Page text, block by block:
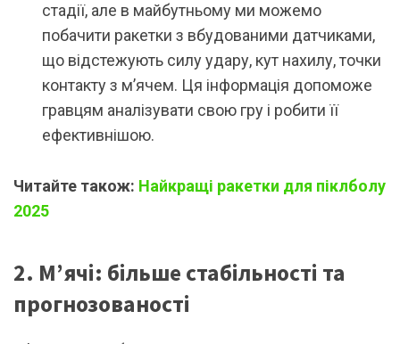
стадії, але в майбутньому ми можемо
побачити ракетки з вбудованими датчиками,
що відстежують силу удару, кут нахилу, точки
контакту з м’ячем. Ця інформація допоможе
гравцям аналізувати свою гру і робити її
ефективнішою.
Читайте також: Найкращі ракетки для піклболу
2025
2. М’ячі: більше стабільності та
прогнозованості